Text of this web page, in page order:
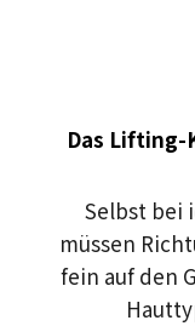
Das Lifting-
Selbst bei
müssen
fein auf den